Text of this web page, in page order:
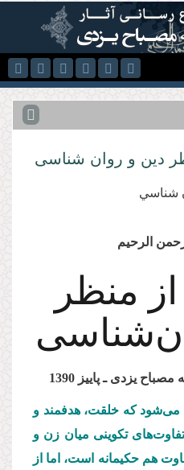
دین و روان شناسی
شناسي
الرحیم
منظر
یزدی ـ پاییز 1390
می‌شود كه خلقت، هدفمند و
تكوینی میان زن و
هم حكیمانه است، اما از